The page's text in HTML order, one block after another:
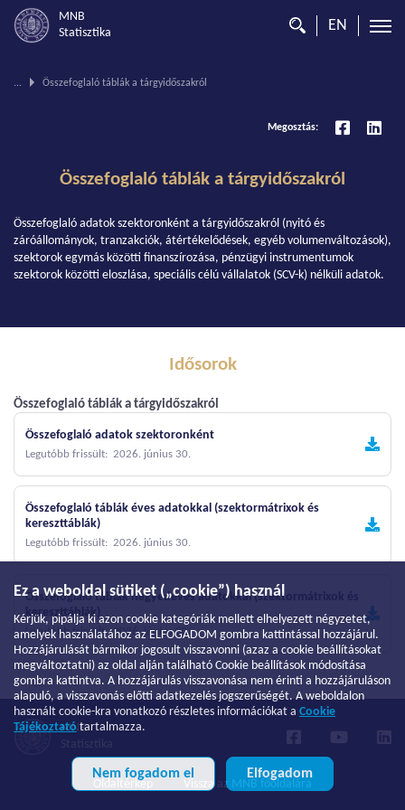
MNB
Statisztika
EN
Ez a weboldal sütiket („cookie”) használ
Kérjük, pipálja ki azon cookie kategóriák mellett elhelyezett négyzetet,
amelyek használatához az ELFOGADOM gombra kattintással hozzájárul.
Hozzájárulását bármikor jogosult visszavonni (azaz a cookie beállításokat
megváltoztatni) az oldal alján található Cookie beállítások módosítása
gombra kattintva. A hozzájárulás visszavonása nem érinti a hozzájáruláson
alapuló, a visszavonás előtti adatkezelés jogszerűségét. A weboldalon
használt cookie-kra vonatkozó részletes információkat a Cookie
Tájékoztató tartalmazza.
Nem fogadom el Elfogadom
Ön
... Összefoglaló táblák a tárgyidőszakról
Megosztás:
Összefoglaló táblák a tárgyidőszakról
Összefoglaló adatok szektoronként a tárgyidőszakról (nyitó és
záróállományok, tranzakciók, átértékelődések, egyéb volumenváltozások),
szektorok egymás közötti finanszírozása, pénzügyi instrumentumok
szektorok közötti eloszlása, speciális célú vállalatok (SCV-k) nélküli adatok.
Idősorok
Összefoglaló táblák a tárgyidőszakról
Összefoglaló adatok szektoronként
Legutóbb frissült: 2026. június 30.
Összefoglaló táblák éves adatokkal (szektormátrixok és
kereszttáblák)
Legutóbb frissült: 2026. június 30.
Összefoglaló táblák negyedéves adatokkal (szektormátrixok és
kereszttáblák)
Legutóbb frissült: 2026. június 30.
MNB
Oldaltérkép Vissza az MNB főoldalára